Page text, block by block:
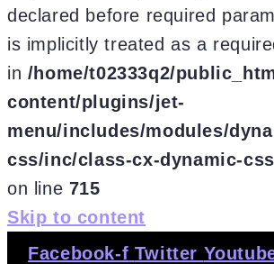
declared before required
is implicitly treated as a
in /home/t02333q2/
content/plugins/jet-
menu/includes/modules/
css/inc/class-cx-dynamic-
on line 715
Skip to content
Facebook-f Twitter